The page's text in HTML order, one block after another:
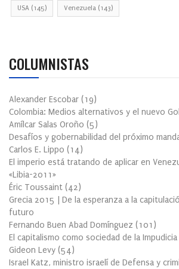
USA (145) Venezuela (143)
COLUMNISTAS
Alexander Escobar (19)
Colombia: Medios alternativos y el nuevo
Amílcar Salas Oroño (5)
Desafíos y gobernabilidad del próximo
Carlos E. Lippo (14)
El imperio está tratando de aplicar en
«Libia-2011»
Éric Toussaint (42)
Grecia 2015 | De la esperanza a la
futuro
Fernando Buen Abad Domínguez (101 )
El capitalismo como sociedad de la Impudicia
Gideon Levy (54)
Israel Katz, ministro israelí de Defensa y